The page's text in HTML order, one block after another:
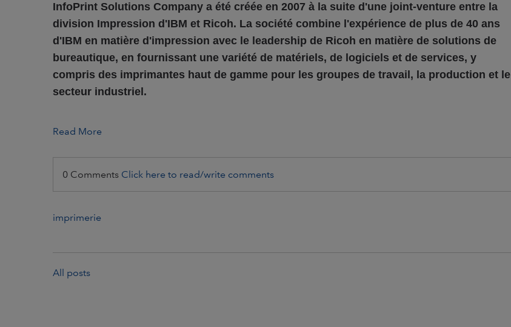
InfoPrint Solutions Company a été créée en 2007 à la suite d'une joint-venture entre la
division Impression d'IBM et Ricoh. La société combine l'expérience de plus de 40 ans
d'IBM en matière d'impression avec le leadership de Ricoh en matière de solutions de
bureautique, en fournissant une variété de matériels, de logiciels et de services, y
compris des imprimantes haut de gamme pour les groupes de travail, la production et le
secteur industriel.
Read More
0 Comments Click here to read/write comments
imprimerie
All posts